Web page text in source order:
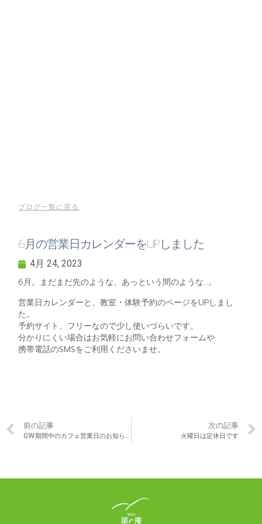
ブログ一覧に戻る
6月の営業日カレンダーをUPしました
4月 24, 2023
6月。まだまだ先のような、あっという間のような…。
営業日カレンダーと、教室・体験予約のページをUPしまし
た。
予約サイト、フリーなので少し使いづらいです。
分かりにくい場合はお気軽にお問い合わせフォームや
携帯電話のSMSをご利用くださいませ。
前の記事 次の記事
火曜日は定休日です